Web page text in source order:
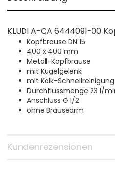
KLUDI A-QA 6444091-00
Kopfbrause DN 15
400 x 400 mm
Metall-Kopfbrause
mit Kugelgelenk
mit Kalk-Schnellreinigung
Durchflussmenge 23 l/
Anschluss G 1/2
ohne Brausearm
Kundenrezensionen